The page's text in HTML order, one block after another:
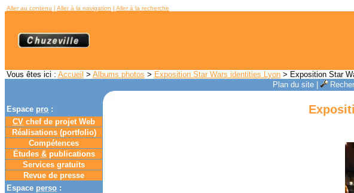
Aller au contenu | Aller à la navigation | Aller à la recherche
Vous êtes ici : Accueil > Albums photos > Exposition Star Wars identities Lyon > Exposition Star
Plan du site|
Espace pro :
CV chef de projet Web
Réalisations (portfolio)
Compétences
Études &publications
Services gratuits
Revue de presse
Espace perso :